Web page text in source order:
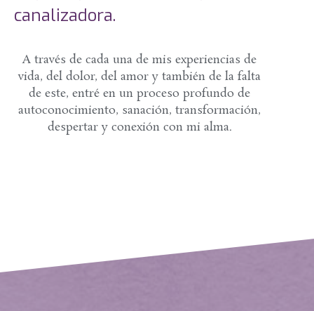
canalizadora.
A través de cada una de mis experiencias de
vida, del dolor, del amor y también de la falta
de este, entré en un proceso profundo de
autoconocimiento, sanación, transformación,
despertar y conexión con mi alma.